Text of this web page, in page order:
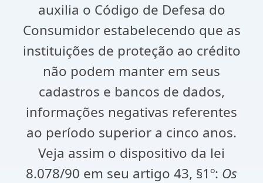
auxilia o Código de Defesa do
Consumidor estabelecendo que as
instituições de proteção ao crédito
não podem manter em seus
cadastros e bancos de dados,
informações negativas referentes
ao período superior a cinco anos.
Veja assim o dispositivo da lei
8.078/90 em seu artigo 43, §1º: Os